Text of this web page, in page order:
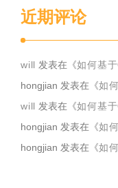
近期评论
will 发表在《如何基
hongjian 发表在《如
will 发表在《如何基
hongjian 发表在《如
hongjian 发表在《如